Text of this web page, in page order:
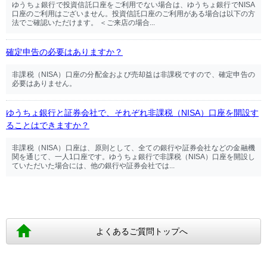
ゆうちょ銀行で投資信託口座をご利用でない場合は、ゆうちょ銀行でNISA
口座のご利用はございません。投資信託口座のご利用がある場合は以下の方
法でご確認いただけます。 ＜ご来店の場合...
確定申告の必要はありますか？
非課税（NISA）口座の分配金および売却益は非課税ですので、確定申告の
必要はありません。
ゆうちょ銀行と証券会社で、それぞれ非課税（NISA）口座を開設す
ることはできますか？
非課税（NISA）口座は、原則として、全ての銀行や証券会社などの金融機
関を通じて、一人1口座です。ゆうちょ銀行で非課税（NISA）口座を開設し
ていただいた場合には、他の銀行や証券会社では...
よくあるご質問トップへ